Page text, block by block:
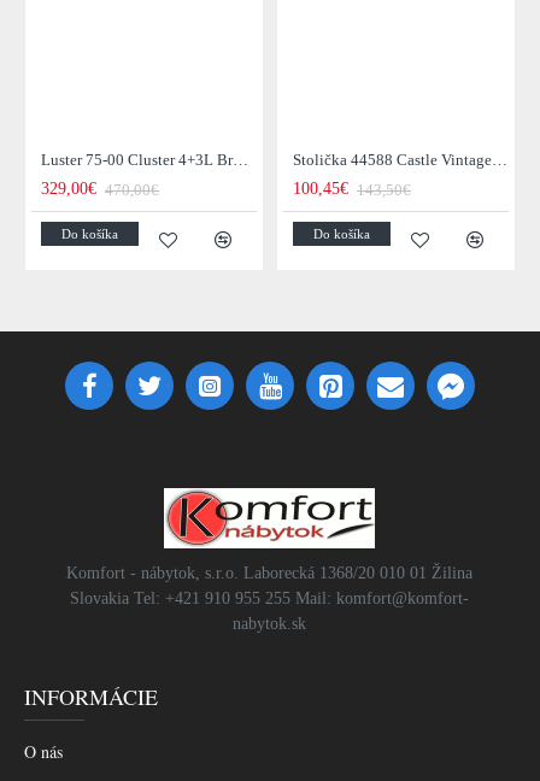
Luster 75-00 Cluster 4+3L Brown + Jantar Glass
329,00€ 470,00€
Do košíka
Stolička 44588 Castle Vintage Black
100,45€ 143,50€
Do košíka
Komfort - nábytok, s.r.o. Laborecká 1368/20 010 01 Žilina
Slovakia Tel: +421 910 955 255 Mail: komfort@komfort-
nabytok.sk
INFORMÁCIE
O nás